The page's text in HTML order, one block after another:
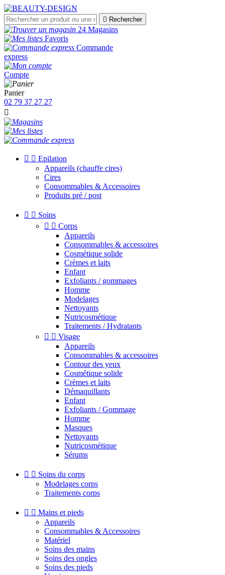
 Rechercher
24 Magasins
Favoris
Commande
express
Compte
Panier
02 79 37 27 27

  Epilation
Appareils (chauffe cires)
Cires
Consommables & Accessoires
Produits pré / post
  Soins
  Corps
Appareils
Consommables & accessoires
Cosmétique solide
Crèmes et laits
Enfant
Exfoliants / gommages
Homme
Modelages
Nettoyants
Nutricosmétique
Traitements / Hydratants
  Visage
Appareils
Consommables & accessoires
Contour des yeux
Cosmétique solide
Crèmes et laits
Démaquillants
Enfant
Exfoliants / Gommage
Homme
Masques
Nettoyants
Nutricosmétique
Sérums
  Soins du corps
Modelages corps
Traitements corps
  Mains et pieds
Appareils
Consommables & Accessoires
Matériel
Soins des mains
Soins des ongles
Soins des pieds